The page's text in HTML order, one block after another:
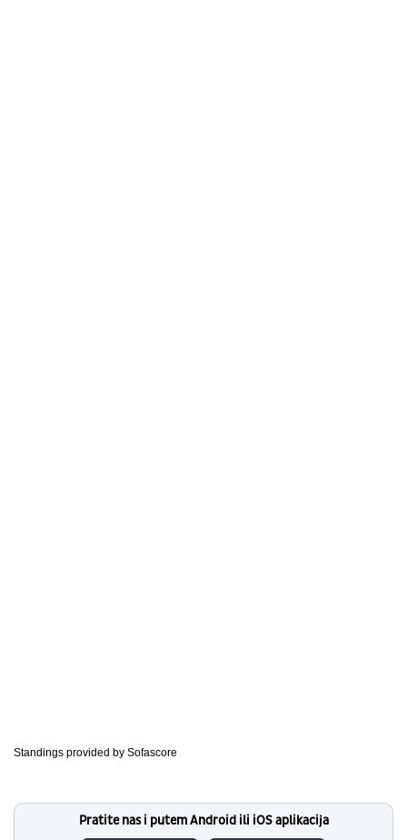
Standings provided by Sofascore
Pratite nas i putem Android ili iOS aplikacija